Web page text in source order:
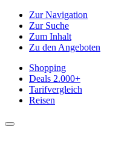
Zur Navigation
Zur Suche
Zum Inhalt
Zu den Angeboten
Shopping
Deals 2.000+
Tarifvergleich
Reisen